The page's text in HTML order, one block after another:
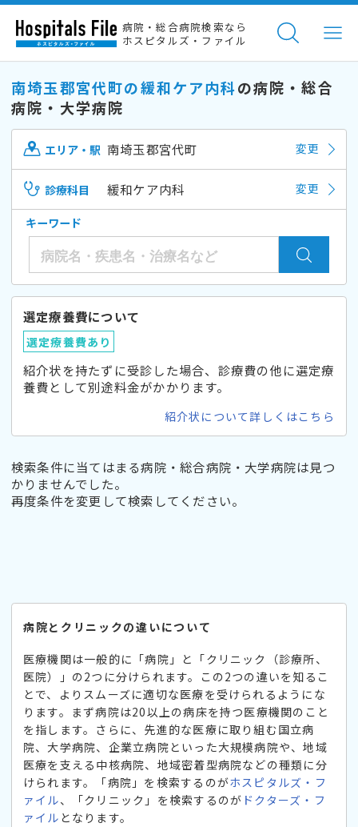
病院・総合病院検索なら
ホスピタルズ・ファイル
南埼玉郡宮代町の緩和ケア内科の病院・総合
病院・大学病院
エリア・駅 南埼玉郡宮代町 変更
診療科目 緩和ケア内科 変更
キーワード
選定療養費について
選定療養費あり
紹介状を持たずに受診した場合、診療費の他に選定療
養費として別途料金がかかります。
紹介状について詳しくはこちら
検索条件に当てはまる病院・総合病院・大学病院は見つ
かりませんでした。
再度条件を変更して検索してください。
病院とクリニックの違いについて
医療機関は一般的に「病院」と「クリニック（診療所、
医院）」の2つに分けられます。この2つの違いを知るこ
とで、よりスムーズに適切な医療を受けられるようにな
ります。まず病院は20以上の病床を持つ医療機関のこと
を指します。さらに、先進的な医療に取り組む国立病
院、大学病院、企業立病院といった大規模病院や、地域
医療を支える中核病院、地域密着型病院などの種類に分
けられます。「病院」を検索するのがホスピタルズ・フ
ァイル、「クリニック」を検索するのが ドクターズ・フ
ァイル となります。